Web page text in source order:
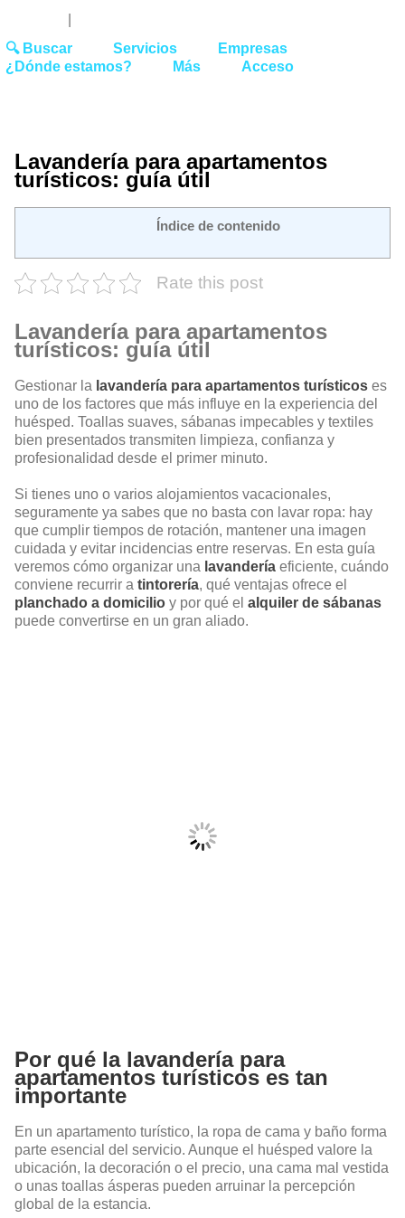
🔍 Buscar Servicios
Empresas
¿Dónde estamos?
Más Acceso
Lavandería para apartamentos
turísticos: guía útil
Índice de contenido
Rate this post
Lavandería para apartamentos
turísticos: guía útil
Gestionar la lavandería para apartamentos turísticos es
uno de los factores que más influye en la experiencia del
huésped. Toallas suaves, sábanas impecables y textiles
bien presentados transmiten limpieza, confianza y
profesionalidad desde el primer minuto.
Si tienes uno o varios alojamientos vacacionales,
seguramente ya sabes que no basta con lavar ropa: hay
que cumplir tiempos de rotación, mantener una imagen
cuidada y evitar incidencias entre reservas. En esta guía
veremos cómo organizar una lavandería eficiente, cuándo
conviene recurrir a tintorería, qué ventajas ofrece el
planchado a domicilio y por qué el alquiler de sábanas
puede convertirse en un gran aliado.
Por qué la lavandería para
apartamentos turísticos es tan
importante
En un apartamento turístico, la ropa de cama y baño forma
parte esencial del servicio. Aunque el huésped valore la
ubicación, la decoración o el precio, una cama mal vestida
o unas toallas ásperas pueden arruinar la percepción
global de la estancia.